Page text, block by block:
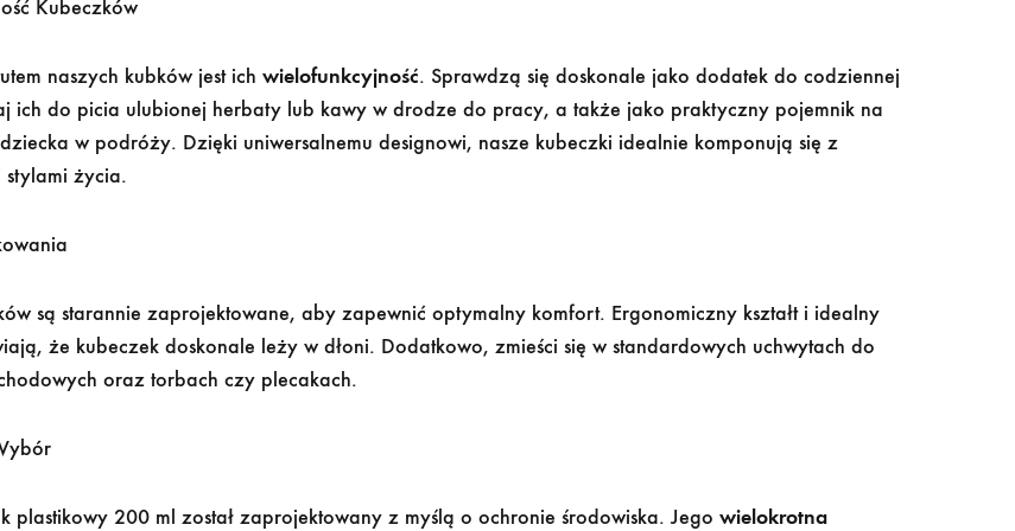
Kubeczków
naszych kubków jest ich wielofunkcyjność. Sprawdzą się doskonale jako dodatek do codziennej
ich do picia ulubionej herbaty lub kawy w drodze do pracy, a także jako praktyczny pojemnik na
w podróży. Dzięki uniwersalnemu designowi, nasze kubeczki idealnie komponują się z
życia.
są starannie zaprojektowane, aby zapewnić optymalny komfort. Ergonomiczny kształt i idealny
że kubeczek doskonale leży w dłoni. Dodatkowo, zmieści się w standardowych uchwytach do
oraz torbach czy plecakach.
plastikowy 200 ml został zaprojektowany z myślą o ochronie środowiska. Jego wielokrotna